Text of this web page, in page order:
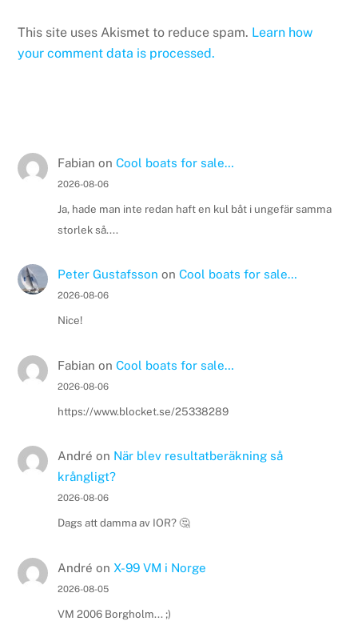
This site uses Akismet to reduce spam. Learn how
your comment data is processed.
Fabian on Cool boats for sale…
2026-08-06
Ja, hade man inte redan haft en kul båt i ungefär samma
storlek så....
Peter Gustafsson on Cool boats for sale…
2026-08-06
Nice!
Fabian on Cool boats for sale…
2026-08-06
https://www.blocket.se/25338289
André on När blev resultatberäkning så
krångligt?
2026-08-06
Dags att damma av IOR? 🤔
André on X-99 VM i Norge
2026-08-05
VM 2006 Borgholm... ;)